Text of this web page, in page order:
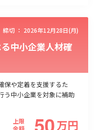
締切 ： 2026年12月28日(月)
中小企業人材確
保や定着を支援するた
う中小企業を対象に補助
上限
万円